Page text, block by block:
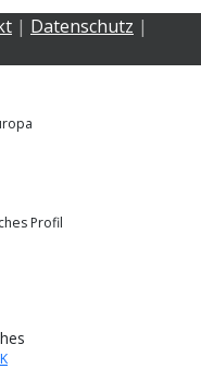
| Datenschutz |
Profil